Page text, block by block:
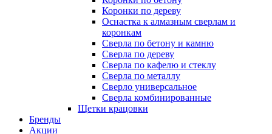
Коронки по дереву
Оснастка к алмазным сверлам и
коронкам
Сверла по бетону и камню
Сверла по дереву
Сверла по кафелю и стеклу
Сверла по металлу
Сверло универсальное
Сверла комбинированные
Щетки крацовки
Бренды
Акции